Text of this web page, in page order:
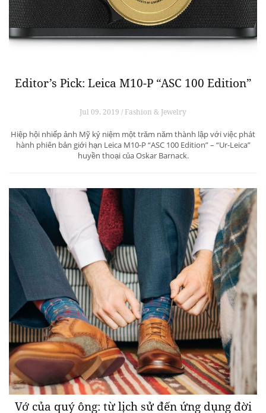
Editor’s Pick: Leica M10-P “ASC 100 Edition”
Jul 09, 2019 / Fashion & Jewelry
Hiệp hội nhiếp ảnh Mỹ kỷ niệm một trăm năm thành lập với việc phát
hành phiên bản giới hạn Leica M10-P “ASC 100 Edition” – “Ur-Leica”
huyền thoại của Oskar Barnack.
Vớ của quý ông: từ lịch sử đến ứng dụng đời